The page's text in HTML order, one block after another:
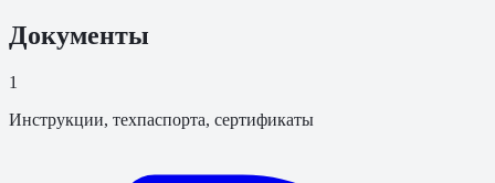
Документы
1
Инструкции, техпаспорта, сертификаты